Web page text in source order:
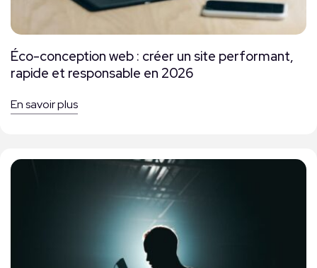
Éco-conception web : créer un site performant,
rapide et responsable en 2026
En savoir plus